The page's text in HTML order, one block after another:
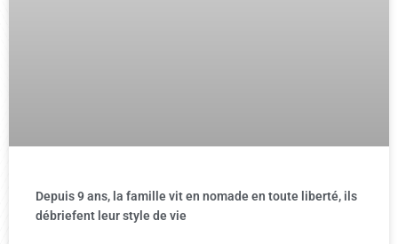
Depuis 9 ans, la famille vit en nomade en toute liberté, ils
débriefent leur style de vie